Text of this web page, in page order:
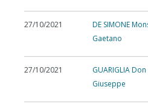
27/10/2021
DE SIMONE
Gaetano
27/10/2021
GUARIGLIA Don
Giuseppe